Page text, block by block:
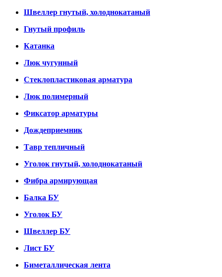
Швеллер гнутый, холоднокатаный
Гнутый профиль
Катанка
Люк чугунный
Стеклопластиковая арматура
Люк полимерный
Фиксатор арматуры
Дождеприемник
Тавр тепличный
Уголок гнутый, холоднокатаный
Фибра армирующая
Балка БУ
Уголок БУ
Швеллер БУ
Лист БУ
Биметаллическая лента